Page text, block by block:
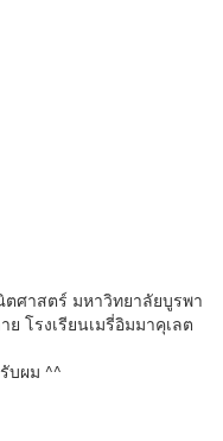
ศาสตร์ มหาวิทยาลัยบูรพา
โรงเรียนเมรี่อิมมาคุเลต
บผม ^^